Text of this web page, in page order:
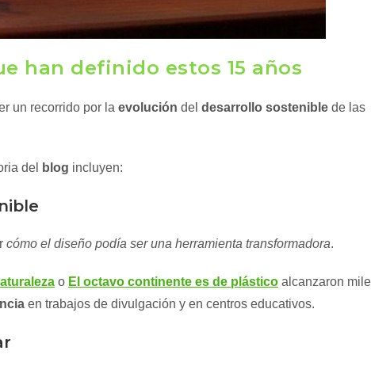
han definido estos 15 años
un recorrido por la evolución del desarrollo sostenible de las
del blog incluyen:
cómo el diseño podía ser una herramienta transformadora.
o El octavo continente es de plástico alcanzaron
en trabajos de divulgación y en centros educativos.